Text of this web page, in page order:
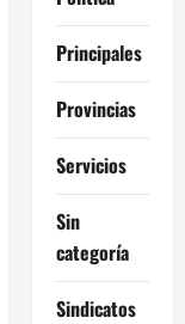
Principales
Provincias
Servicios
Sin
categoría
Sindicatos